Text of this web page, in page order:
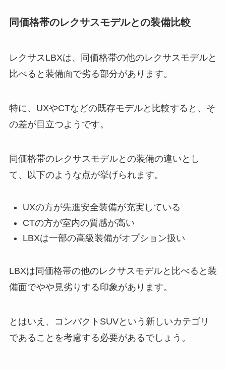
同価格帯のレクサスモデルとの装備比較
レクサスLBXは、同価格帯の他のレクサスモデルと
比べると装備面で劣る部分があります。
特に、UXやCTなどの既存モデルと比較すると、そ
の差が目立つようです。
同価格帯のレクサスモデルとの装備の違いとし
て、以下のような点が挙げられます。
UXの方が先進安全装備が充実している
CTの方が室内の質感が高い
LBXは一部の高級装備がオプション扱い
LBXは同価格帯の他のレクサスモデルと比べると装
備面でやや見劣りする印象があります。
とはいえ、コンパクトSUVという新しいカテゴリ
であることを考慮する必要があるでしょう。